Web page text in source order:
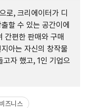
로, 크리에이터가 디
할 수 있는 공간이에
간편한 판매와 구매
아는 자신의 창작물
고자 했고, 1인 기업으
즈니스